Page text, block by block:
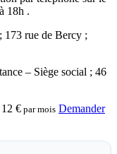
18h .
rue de Bercy ;
– Siège social ; 46
12 € par mois Demander